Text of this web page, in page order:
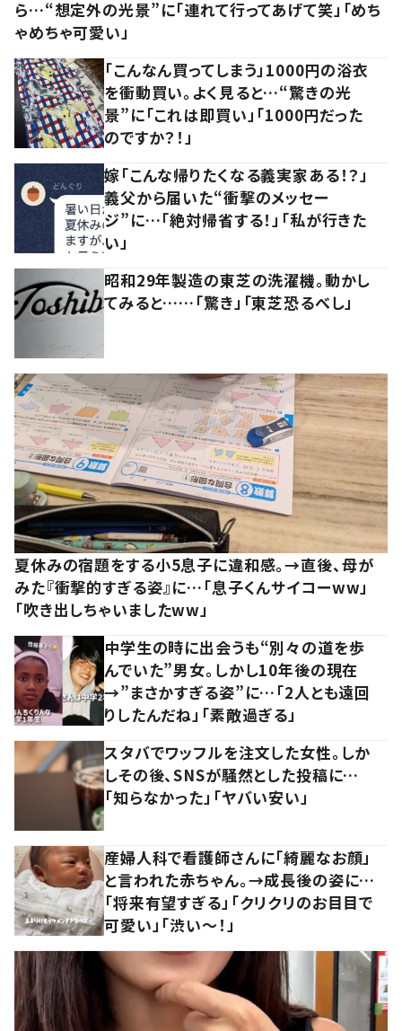
ら…“想定外の光景”に「連れて行ってあげて笑」「めち
ゃめちゃ可愛い」
「こんなん買ってしまう」1000円の浴衣
を衝動買い。よく見ると…“驚きの光
景”に「これは即買い」「1000円だった
のですか？！」
嫁「こんな帰りたくなる義実家ある！？」
義父から届いた“衝撃のメッセー
ジ”に…「絶対帰省する！」「私が行きた
い」
昭和29年製造の東芝の洗濯機。動かし
てみると……「驚き」「東芝恐るべし」
夏休みの宿題をする小5息子に違和感。→直後、母が
みた『衝撃的すぎる姿』に…「息子くんサイコーww」
「吹き出しちゃいましたww」
中学生の時に出会うも“別々の道を歩
んでいた”男女。しかし10年後の現在
→”まさかすぎる姿”に…「2人とも遠回
りしたんだね」「素敵過ぎる」
スタバでワッフルを注文した女性。しか
しその後、SNSが騒然とした投稿に…
「知らなかった」「ヤバい安い」
産婦人科で看護師さんに「綺麗なお顔」
と言われた赤ちゃん。→成長後の姿に…
「将来有望すぎる」「クリクリのお目目で
可愛い」「渋い～！」